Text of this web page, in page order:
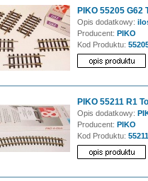
PIKO 55205 G62
Opis dodatkowy:
Producent: PIKO
Kod Produktu:
PIKO 55211 R1
Opis dodatkowy:
Producent: PIKO
Kod Produktu: 55211